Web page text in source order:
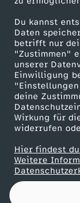
Du kannst
Daten
betrifft nur
"Zustimmen"
unserer
Einwilligung
deine
Wirkung für
widerrufen
Hier findest
Weitere
e
n
b
e
s
s
e
ZDF goes Schule
Werbefernsehen
Mainzelmännchen
Partner